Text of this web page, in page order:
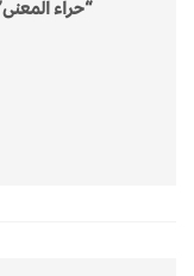
“حراء